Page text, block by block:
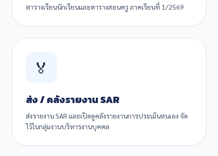
ตารางเรียนนักเรียนและตารางสอนครู ภาคเรียนที่ 1/2569
🏅
ส่ง / คลังรายงาน SAR
ส่งรายงาน SAR และเปิดดูคลังรายงานการประเมินตนเอง จัด
ไว้ในกลุ่มงานบริหารงานบุคคล